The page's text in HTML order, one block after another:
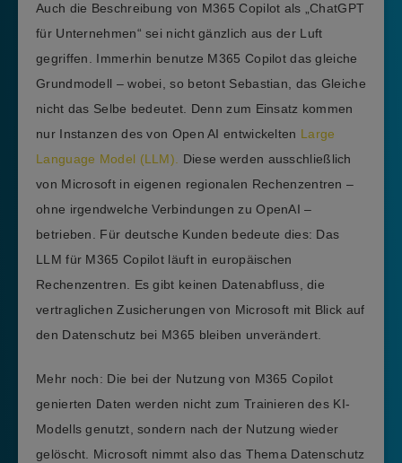
Auch die Beschreibung von M365 Copilot als „ChatGPT
für Unternehmen“ sei nicht gänzlich aus der Luft
gegriffen. Immerhin benutze M365 Copilot das gleiche
Grundmodell – wobei, so betont Sebastian, das Gleiche
nicht das Selbe bedeutet. Denn zum Einsatz kommen
nur Instanzen des von Open AI entwickelten Large
Language Model (LLM). Diese werden ausschließlich
von Microsoft in eigenen regionalen Rechenzentren –
ohne irgendwelche Verbindungen zu OpenAI –
betrieben. Für deutsche Kunden bedeute dies: Das
LLM für M365 Copilot läuft in europäischen
Rechenzentren. Es gibt keinen Datenabfluss, die
vertraglichen Zusicherungen von Microsoft mit Blick auf
den Datenschutz bei M365 bleiben unverändert.
Mehr noch: Die bei der Nutzung von M365 Copilot
genierten Daten werden nicht zum Trainieren des KI-
Modells genutzt, sondern nach der Nutzung wieder
gelöscht. Microsoft nimmt also das Thema Datenschutz